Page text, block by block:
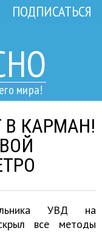
мира!
ПОДПИСАТЬСЯ
В КАРМАН!
УВД на
все методы